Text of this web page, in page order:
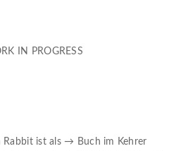
IN PROGRESS
ist als → Buch im Kehrer